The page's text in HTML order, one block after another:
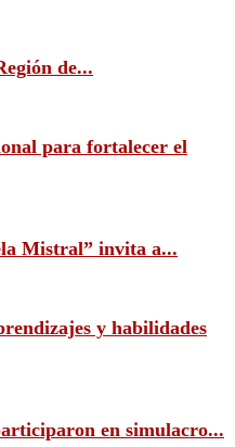
de...
para fortalecer el
Mistral” invita a...
y habilidades
en simulacro...